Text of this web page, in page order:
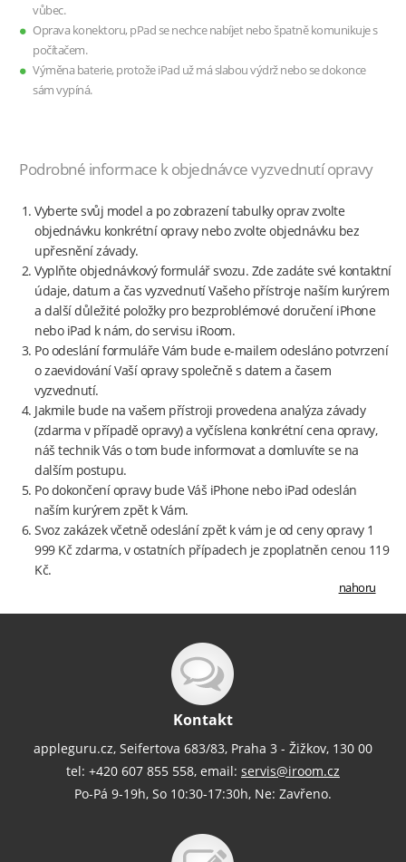
vůbec.
Oprava konektoru, pPad se nechce nabíjet nebo špatně komunikuje s
počítačem.
Výměna baterie, protože iPad už má slabou výdrž nebo se dokonce
sám vypíná.
Podrobné informace k objednávce vyzvednutí opravy
Vyberte svůj model a po zobrazení tabulky oprav zvolte
objednávku konkrétní opravy nebo zvolte objednávku bez
upřesnění závady.
Vyplňte objednávkový formulář svozu. Zde zadáte své kontaktní
údaje, datum a čas vyzvednutí Vašeho přístroje naším kurýrem
a další důležité položky pro bezproblémové doručení iPhone
nebo iPad k nám, do servisu iRoom.
Po odeslání formuláře Vám bude e-mailem odesláno potvrzení
o zaevidování Vaší opravy společně s datem a časem
vyzvednutí.
Jakmile bude na vašem přístroji provedena analýza závady
(zdarma v případě opravy) a vyčíslena konkrétní cena opravy,
náš technik Vás o tom bude informovat a domluvíte se na
dalším postupu.
Po dokončení opravy bude Váš iPhone nebo iPad odeslán
naším kurýrem zpět k Vám.
Svoz zakázek včetně odeslání zpět k vám je od ceny opravy 1
999 Kč zdarma, v ostatních případech je zpoplatněn cenou 119
Kč.
nahoru
Kontakt
appleguru.cz, Seifertova 683/83, Praha 3 - Žižkov, 130 00
tel: +420 607 855 558, email: servis@iroom.cz
Po-Pá 9-19h, So 10:30-17:30h, Ne: Zavřeno.